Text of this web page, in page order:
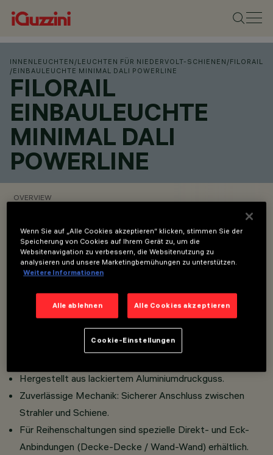
INNENLEUCHTEN /LEUCHTEN FÜR NIEDERVOLT-SCHIENEN /FILORAIL
/EINBAULEUCHTE MINIMAL DALI POWERLINE
FILORAIL
EINBAULEUCHTE
MINIMAL DALI
POWERLINE
OVERVIEW
PRODUKTCODES ANZEIGEN
Overview
Schienen-Ausführung 48V (16A) vorgerüstet für den
Einbau verschiedener Lichtelemente.
Niedervolt-Schienensystem 48V für Minimal-
Hergestellt aus lackiertem Aluminiumdruckguss.
Zuverlässige Mechanik: Sicherer Anschluss zwischen
Strahler und Schiene.
Für Reihenschaltungen sind spezielle Direkt- und Eck-
Anbindungen (Decke-Decke / Wand-Wand) erhältlich.
Wenn Sie auf „Alle Cookies akzeptieren“ klicken, stimmen Sie der
Speicherung von Cookies auf Ihrem Gerät zu, um die
Websitenavigation zu verbessern, die Websitenutzung zu
analysieren und unsere Marketingbemühungen zu unterstützen.
Weitere Informationen
Alle ablehnen Alle Cookies akzeptieren
Cookie-Einstellungen